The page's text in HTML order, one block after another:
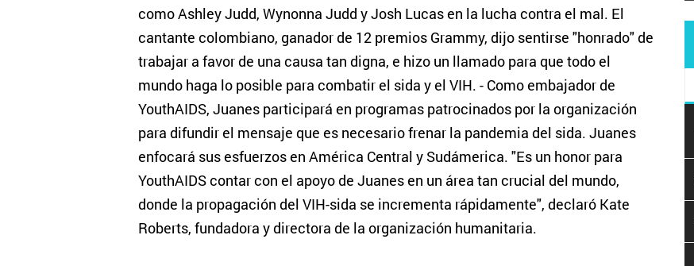
como Ashley Judd, Wynonna Judd y Josh Lucas en la lucha contra el mal. El
cantante colombiano, ganador de 12 premios Grammy, dijo sentirse "honrado" de
trabajar a favor de una causa tan digna, e hizo un llamado para que todo el
mundo haga lo posible para combatir el sida y el VIH. - Como embajador de
YouthAIDS, Juanes participará en programas patrocinados por la organización
para difundir el mensaje que es necesario frenar la pandemia del sida. Juanes
enfocará sus esfuerzos en América Central y Sudámerica. "Es un honor para
YouthAIDS contar con el apoyo de Juanes en un área tan crucial del mundo,
donde la propagación del VIH-sida se incrementa rápidamente", declaró Kate
Roberts, fundadora y directora de la organización humanitaria.